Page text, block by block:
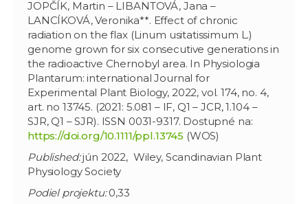
JOPČÍK, Martin – LIBANTOVÁ, Jana –
LANCÍKOVÁ, Veronika**. Effect of chronic
radiation on the flax (Linum usitatissimum L.)
genome grown for six consecutive generations in
the radioactive Chernobyl area. In Physiologia
Plantarum: international Journal for
Experimental Plant Biology, 2022, vol. 174, no. 4,
art. no 13745. (2021: 5.081 – IF, Q1 – JCR, 1.104 –
SJR, Q1 – SJR). ISSN 0031-9317. Dostupné na:
https://doi.org/10.1111/ppl.13745 (WOS)
Published:jún 2022, Wiley, Scandinavian Plant
Physiology Society
Podiel projektu:0,33